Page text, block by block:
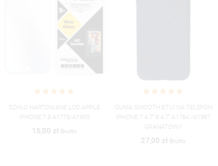
SZKŁO HARTOWANE LCD APPLE
IPHONE 7 8 A1778/A1905
15,00 zł Brutto
GUMA SMOOTH ETUI NA TELEFON
IPHONE 7 4.7'' 8 4.7'' A1784 /A1987
GRANATOWY
27,00 zł Brutto